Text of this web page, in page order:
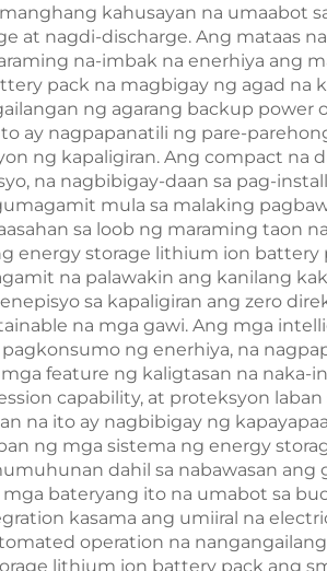
kahusayan na
at nagdi-discharge. Ang mataas
na-imbak na enerhiya ang
pack na magbigay ng agad na
ng agarang backup power
ay nagpapanatili ng pare-
ng kapaligiran. Ang compact
na nagbibigay-daan sa pag-
mula sa malaking
sa loob ng maraming taon
energy storage lithium ion
na palawakin ang kanilang
sa kapaligiran ang zero
na mga gawi. Ang mga
ng enerhiya, na
mga feature ng kaligtasan na
capability, at proteksyon
na ito ay nagbibigay ng
ng mga sistema ng energy
dahil sa nabawasan
bateryang ito na umabot sa
kasama ang umiiral na
operation na
lithium ion battery pack ang